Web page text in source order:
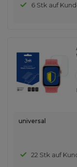
6 Stk auf
universal
22 Stk auf